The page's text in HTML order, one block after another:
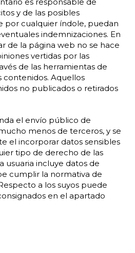
y de las posibles
por cualquier índole, puedan
indemnizaciones. En
de la página web no se hace
vertidas por las
de las herramientas de
contenidos. Aquellos
no publicados o retirados
el envío público de
menos de terceros, y se
el incorporar datos sensibles
tipo de derecho de las
usuaria incluye datos de
cumplir la normativa de
a los suyos puede
en el apartado